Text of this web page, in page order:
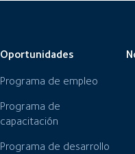
Oportunidades
Programa de empleo
Programa de
capacitación
Programa de desarrollo